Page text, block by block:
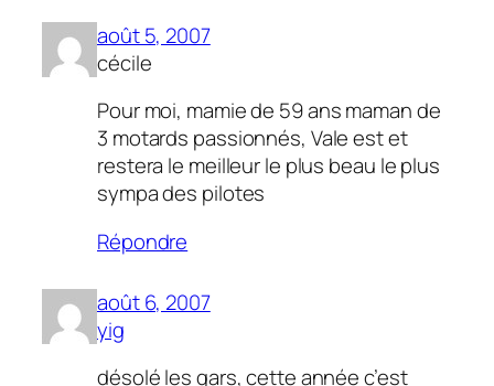
août 5, 2007
cécile
Pour moi, mamie de 59 ans maman de
3 motards passionnés, Vale est et
restera le meilleur le plus beau le plus
sympa des pilotes
Répondre
août 6, 2007
yig
désolé les gars, cette année c’est